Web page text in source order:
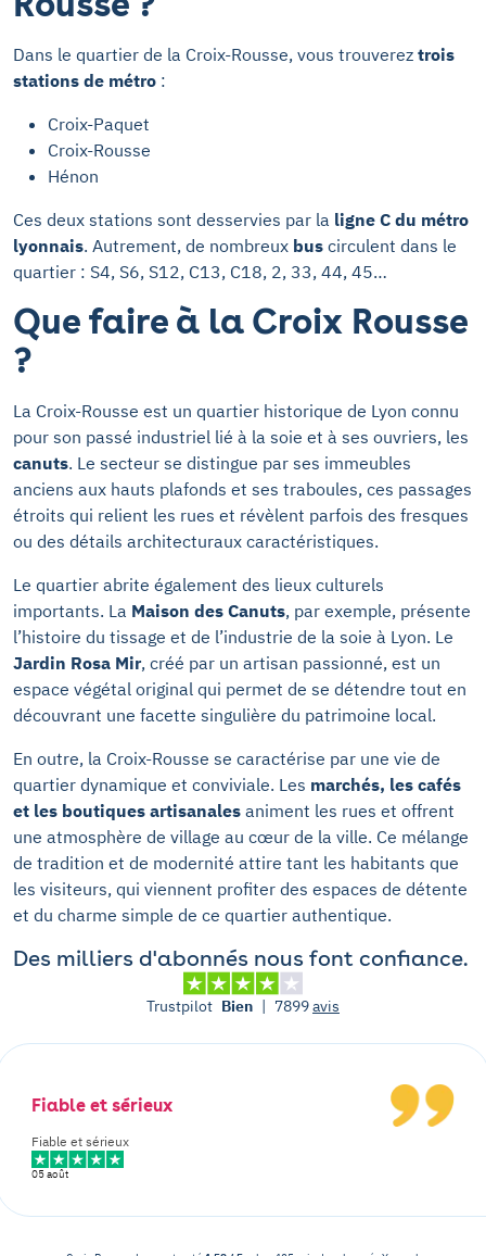
Dans le quartier de la Croix-Rousse, vous trouverez trois
stations de métro :
Croix-Paquet
Croix-Rousse
Hénon
Ces deux stations sont desservies par la ligne C du métro
lyonnais. Autrement, de nombreux bus circulent dans le
quartier : S4, S6, S12, C13, C18, 2, 33, 44, 45…
Que faire à la Croix Rousse
?
La Croix-Rousse est un quartier historique de Lyon connu
pour son passé industriel lié à la soie et à ses ouvriers, les
canuts. Le secteur se distingue par ses immeubles
anciens aux hauts plafonds et ses traboules, ces passages
étroits qui relient les rues et révèlent parfois des fresques
ou des détails architecturaux caractéristiques.
Le quartier abrite également des lieux culturels
importants. La Maison des Canuts, par exemple, présente
l’histoire du tissage et de l’industrie de la soie à Lyon. Le
Jardin Rosa Mir, créé par un artisan passionné, est un
espace végétal original qui permet de se détendre tout en
découvrant une facette singulière du patrimoine local.
En outre, la Croix-Rousse se caractérise par une vie de
quartier dynamique et conviviale. Les marchés, les cafés
et les boutiques artisanales animent les rues et offrent
une atmosphère de village au cœur de la ville. Ce mélange
de tradition et de modernité attire tant les habitants que
les visiteurs, qui viennent profiter des espaces de détente
et du charme simple de ce quartier authentique.
Des milliers d'abonnés nous font confiance.
Trustpilot Bien | 7899avis
Fiable et sérieux
Fiable et sérieux
05 août